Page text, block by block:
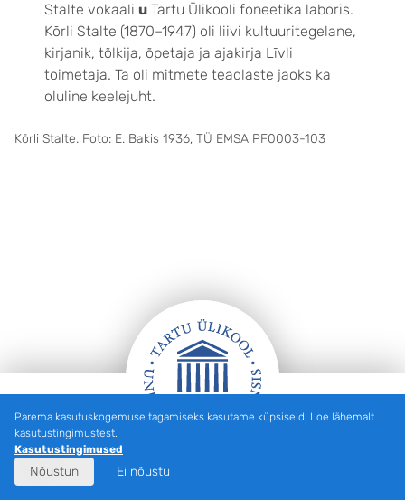
Stalte vokaaliu Tartu Ülikooli foneetika laboris.
Kōrli Stalte (1870–1947) oli liivi kultuuritegelane,
kirjanik, tõlkija, õpetaja ja ajakirja Līvli
toimetaja. Ta oli mitmete teadlaste jaoks ka
oluline keelejuht.
Kōrli Stalte. Foto: E. Bakis 1936, TÜ EMSA PF0003-103
Jalus
Parema kasutuskogemuse tagamiseks kasutame küpsiseid. Loe lähemalt
kasutustingimustest.
Kasutustingimused
Nõustun Ei nõustu